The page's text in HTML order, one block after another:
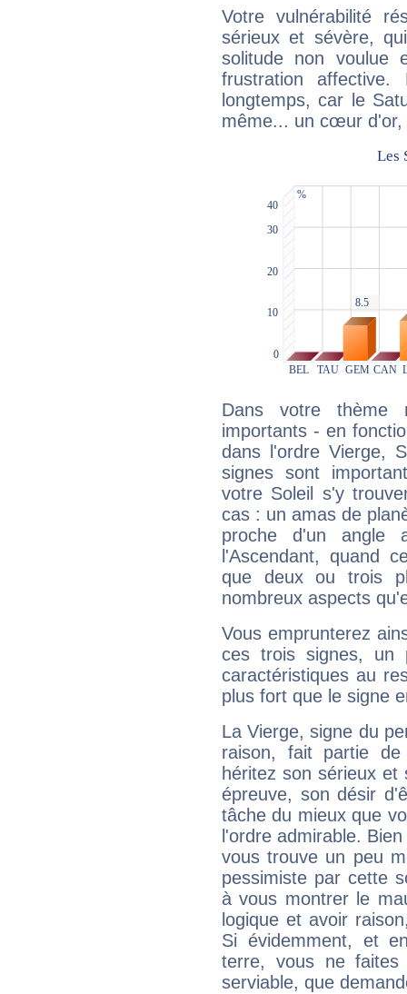
Votre vulnérabilité
sérieux et sévère,
solitude non voulue
frustration
longtemps, car le
même... un cœur d'or,
Dans votre thème
importants - en
dans l'ordre Vierge,
signes sont
votre Soleil s'y
cas : un amas de
proche d'un
l'Ascendant, quand
que deux ou trois
nombreux aspects
Vous emprunterez
ces trois signes, un
caractéristiques au
plus fort que le signe
La Vierge, signe du
raison, fait partie
héritez son sérieux
épreuve, son désir
tâche du mieux que
l'ordre admirable.
vous trouve un peu
pessimiste par cette
à vous montrer le
logique et avoir
Si évidemment, et
terre, vous ne
serviable, que